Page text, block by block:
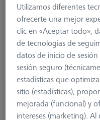
Connection Type
Application
Ø Body (DG)
Weight
Connection Type Out
Extension Type
25,80 €
más el IVA
Utilizamos diferentes
ofrecerte una mejor
clic en «Aceptar todo»,
de tecnologías de
datos de inicio de
sesión seguro
estadísticas que
sitio (estadísticas),
mejorada (funcional) y
intereses (marketing).